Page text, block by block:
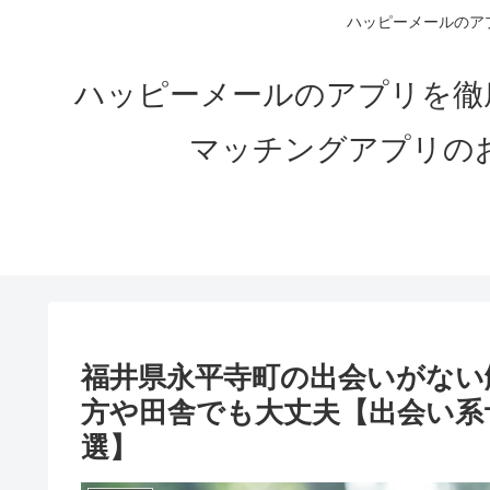
ハッピーメールの
ハッピーメールのアプリを
マッチングアプリ
福井県永平寺町の出会いがな
方や田舎でも大丈夫【出会い
選】